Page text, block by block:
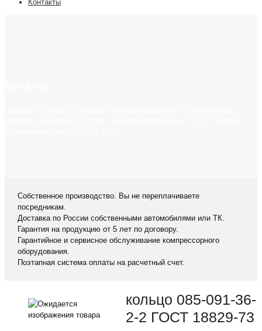
Контакты
Собственное производство. Вы не переплачиваете
посредникам.
Доставка по России собственными автомобилями или ТК.
Гарантия на продукцию от 5 лет по договору.
Гарантийное и сервисное обслуживание компрессорного
оборудования.
Поэтапная система оплаты на расчетный счет.
кольцо 085-091-36-
2-2 ГОСТ 18829-73